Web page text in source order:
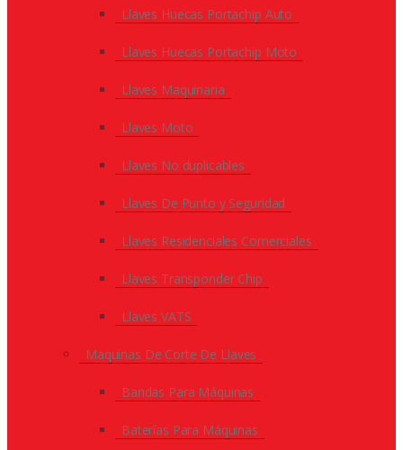
Llaves Huecas Portachip Auto
Llaves Huecas Portachip Moto
Llaves Maquinaria
Llaves Moto
Llaves No duplicables
Llaves De Punto y Seguridad
Llaves Residenciales Comerciales
Llaves Transponder Chip
Llaves VATS
Maquinas De Corte De Llaves
Bandas Para Máquinas
Baterías Para Máquinas